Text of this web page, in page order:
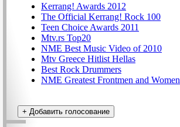
Kerrang! Awards 2012
The Official Kerrang! Rock 100
Teen Choice Awards 2011
Mtv.rs Top20
NME Best Music Video of 2010
Mtv Greece Hitlist Hellas
Best Rock Drummers
NME Greatest Frontmen and Women